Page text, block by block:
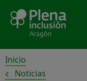
contenido
Inicio
Noticias